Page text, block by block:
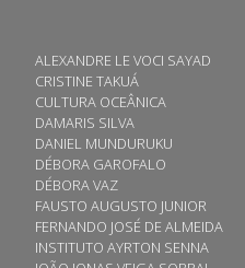
ALEXANDRE LE VOCI SAYAD
CRISTINE TAKUÁ
CULTURA OCEÂNICA
DAMARIS SILVA
DANIEL MUNDURUKU
DÉBORA GAROFALO
DÉBORA VAZ
FAUSTO AUGUSTO JUNIOR
FERNANDO JOSÉ DE ALMEIDA
INSTITUTO AYRTON SENNA